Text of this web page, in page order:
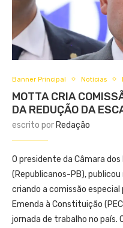
Banner Principal Notícias
MOTTA CRIA
DA REDUÇÃO DA
escrito por Redação
O presidente da Câmara
(Republicanos-PB),
criando a comissão
Emenda à Constituição
jornada de trabalho no